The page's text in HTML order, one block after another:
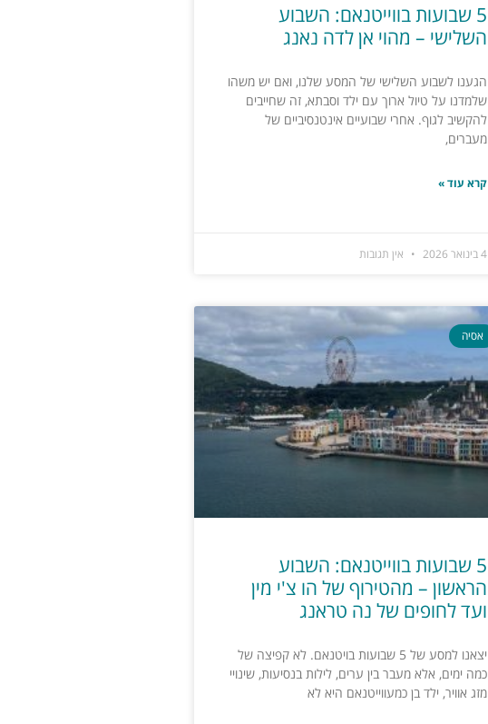
5 שבועות בווייטנאם: השבוע
השלישי – מהוי אן לדה נאנג
הגענו לשבוע השלישי של המסע שלנו, ואם יש משהו
שלמדנו על טיול ארוך עם ילד וסבתא, זה שחייבים
להקשיב לגוף. אחרי שבועיים אינטנסיביים של
מעברים,
קרא עוד »
4 בינואר 2026 אין תגובות
אסיה
5 שבועות בווייטנאם: השבוע
הראשון – מהטירוף של הו צ'י מין
ועד לחופים של נה טראנג
יצאנו למסע של 5 שבועות בויטנאם. לא קפיצה של
כמה ימים, אלא מעבר בין ערים, לילות בנסיעות, שינויי
מזג אוויר, ילד בן כמעווייטנאם היא לא